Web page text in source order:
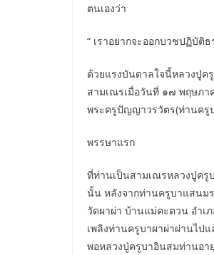
ตนเองว่า
“ เราอยากจะออกบวชปฏิบัติ
ด้วยแรงบันดาลใจนี้หลวงปู่
สามเณรเมื่อวันที่ ๑๗ พฤษภ
พระครูปัญญาวรวัตร(ท่านครู
พรรษาแรก
ที่ท่านเป็นสามเณรหลวงปู่ค
นั้น หลังจากท่านครูบาแสนม
วัดผาผ่า บ้านแม่คะตวน อำเ
เพลิงท่านครูบาผาผ่าผ่านไป
พอหลวงปู่ครูบาอินสมท่านอา